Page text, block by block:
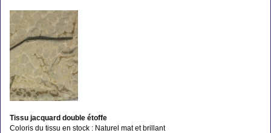
Tissu jacquard double étoffe
Coloris du tissu en stock : Naturel mat et brillant